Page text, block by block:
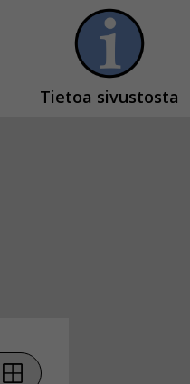
Tietoa sivustosta